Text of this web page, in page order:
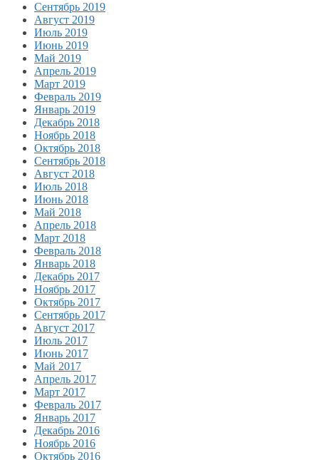
Сентябрь 2019
Август 2019
Июль 2019
Июнь 2019
Май 2019
Апрель 2019
Март 2019
Февраль 2019
Январь 2019
Декабрь 2018
Ноябрь 2018
Октябрь 2018
Сентябрь 2018
Август 2018
Июль 2018
Июнь 2018
Май 2018
Апрель 2018
Март 2018
Февраль 2018
Январь 2018
Декабрь 2017
Ноябрь 2017
Октябрь 2017
Сентябрь 2017
Август 2017
Июль 2017
Июнь 2017
Май 2017
Апрель 2017
Март 2017
Февраль 2017
Январь 2017
Декабрь 2016
Ноябрь 2016
Октябрь 2016